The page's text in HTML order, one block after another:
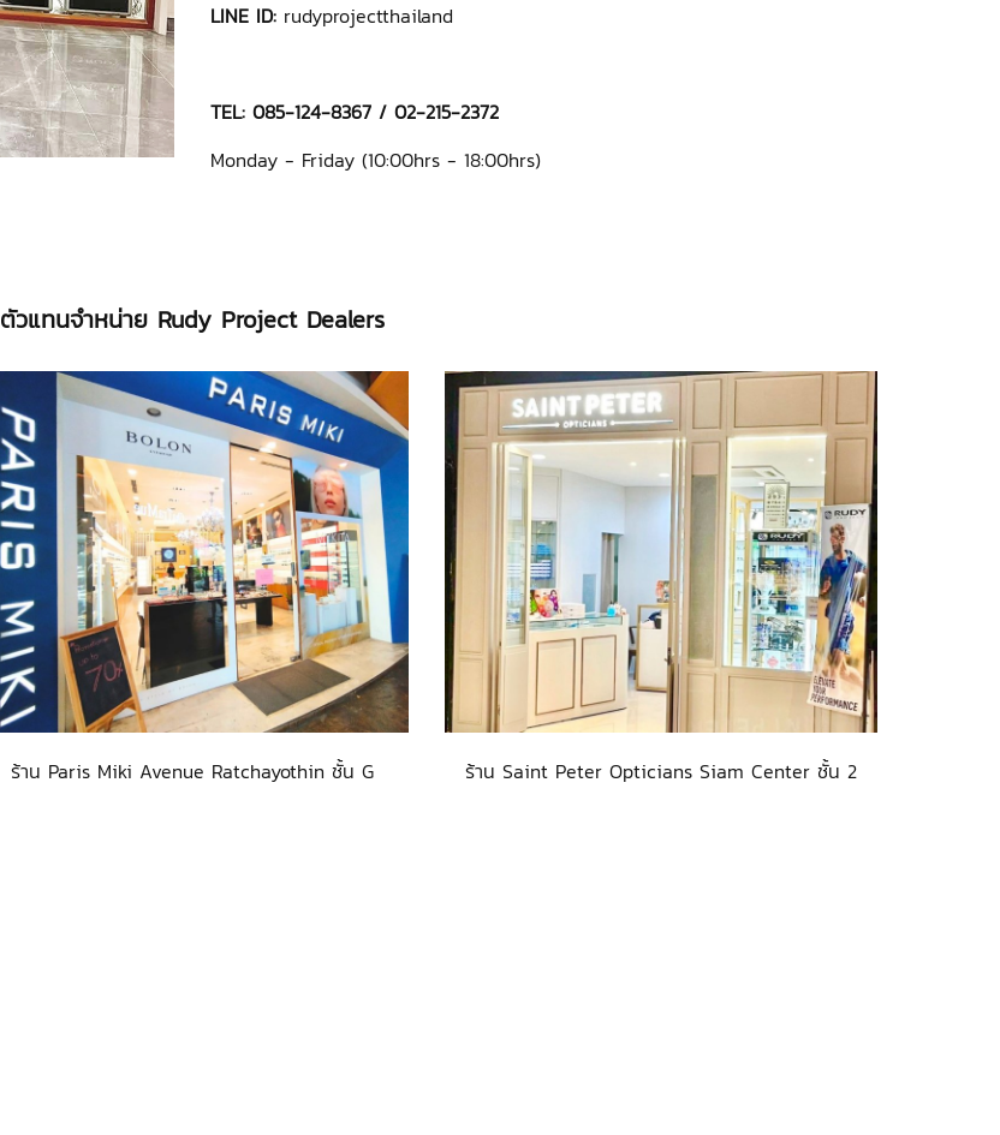
LINE ID: rudyprojectthailand
TEL: 085-124-8367 / 02-215-2372
Monday - Friday (10:00hrs - 18:00hrs)
ตัวแทนจำหน่าย Rudy Project Dealers
ร้าน Paris Miki Avenue Ratchayothin ชั้น G ร้าน Saint Peter Opticians Siam Center ชั้น 2